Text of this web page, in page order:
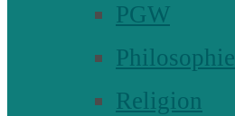
PGW
Philosophie
Religion